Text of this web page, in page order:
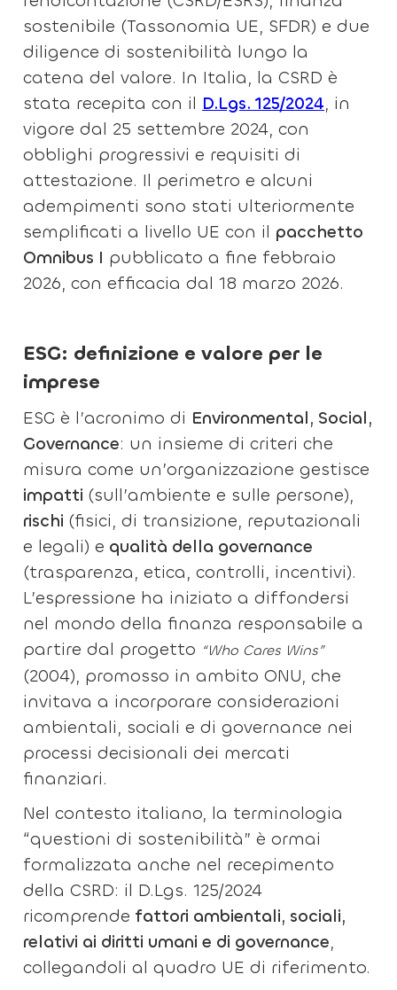
sostenibile (Tassonomia UE, SFDR) e due
diligence di sostenibilità lungo la
catena del valore. In Italia, la CSRD è
stata recepita con il D.Lgs. 125/2024, in
vigore dal 25 settembre 2024, con
obblighi progressivi e requisiti di
attestazione. Il perimetro e alcuni
adempimenti sono stati ulteriormente
semplificati a livello UE con il pacchetto
Omnibus I pubblicato a fine febbraio
2026, con efficacia dal 18 marzo 2026.
ESG: definizione e valore per le
imprese
ESG è l’acronimo di Environmental, Social,
Governance: un insieme di criteri che
misura come un’organizzazione gestisce
impatti (sull’ambiente e sulle persone),
rischi (fisici, di transizione, reputazionali
e legali) e qualità della governance
(trasparenza, etica, controlli, incentivi).
L’espressione ha iniziato a diffondersi
nel mondo della finanza responsabile a
partire dal progetto “Who Cares Wins”
(2004), promosso in ambito ONU, che
invitava a incorporare considerazioni
ambientali, sociali e di governance nei
processi decisionali dei mercati
finanziari.
Nel contesto italiano, la terminologia
“questioni di sostenibilità” è ormai
formalizzata anche nel recepimento
della CSRD: il D.Lgs. 125/2024
ricomprende fattori ambientali, sociali,
relativi ai diritti umani e di governance,
collegandoli al quadro UE di riferimento.